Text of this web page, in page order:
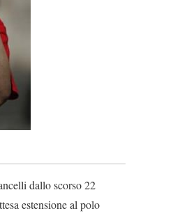
dallo scorso 22
estensione al polo